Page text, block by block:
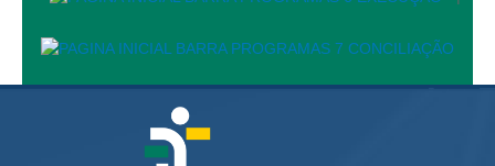
Calendário de Eventos
Calendário de Eventos passados
Calendário das Sessões
Calendário das Correições